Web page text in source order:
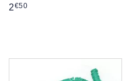
Prix
2€50